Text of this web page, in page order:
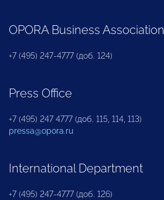
OPORA Business Association
+7 (495) 247-4777 (доб. 124)
Press Office
+7 (495) 247 4777 (доб. 115, 114, 113)
pressa@opora.ru
International Department
+7 (495) 247-4777 (доб. 126)